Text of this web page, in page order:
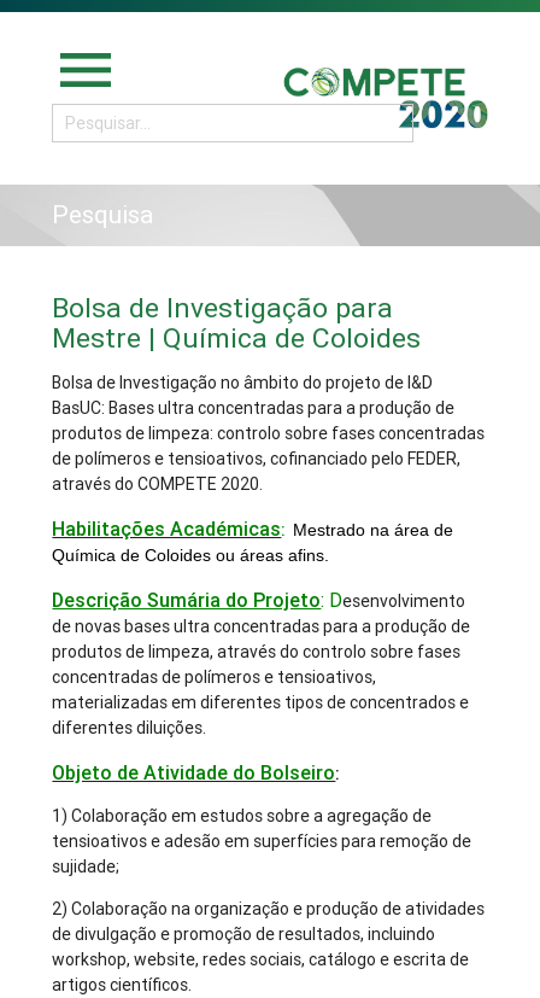
menu
Pesquisa
Bolsa de Investigação para
Mestre | Química de Coloides
Bolsa de Investigação no âmbito do projeto de I&D
BasUC: Bases ultra concentradas para a produção de
produtos de limpeza: controlo sobre fases concentradas
de polímeros e tensioativos, cofinanciado pelo FEDER,
através do COMPETE 2020.
Habilitações Académicas: Mestrado na área de
Química de Coloides ou áreas afins.
Descrição Sumária do Projeto: Desenvolvimento
de novas bases ultra concentradas para a produção de
produtos de limpeza, através do controlo sobre fases
concentradas de polímeros e tensioativos,
materializadas em diferentes tipos de concentrados e
diferentes diluições.
Objeto de Atividade do Bolseiro:
1) Colaboração em estudos sobre a agregação de
tensioativos e adesão em superfícies para remoção de
sujidade;
2) Colaboração na organização e produção de atividades
de divulgação e promoção de resultados, incluindo
workshop, website, redes sociais, catálogo e escrita de
artigos científicos.